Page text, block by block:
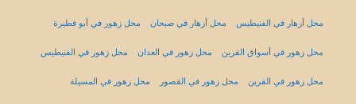
محل أزهار في الفنيطيس محل أزهار في صبحان محل زهور في أبو فطيرة
محل زهور في أسواق القرين محل زهور في العدان محل زهور في الفنيطيس
محل زهور في القرين محل زهور في القصور محل زهور في المسيلة